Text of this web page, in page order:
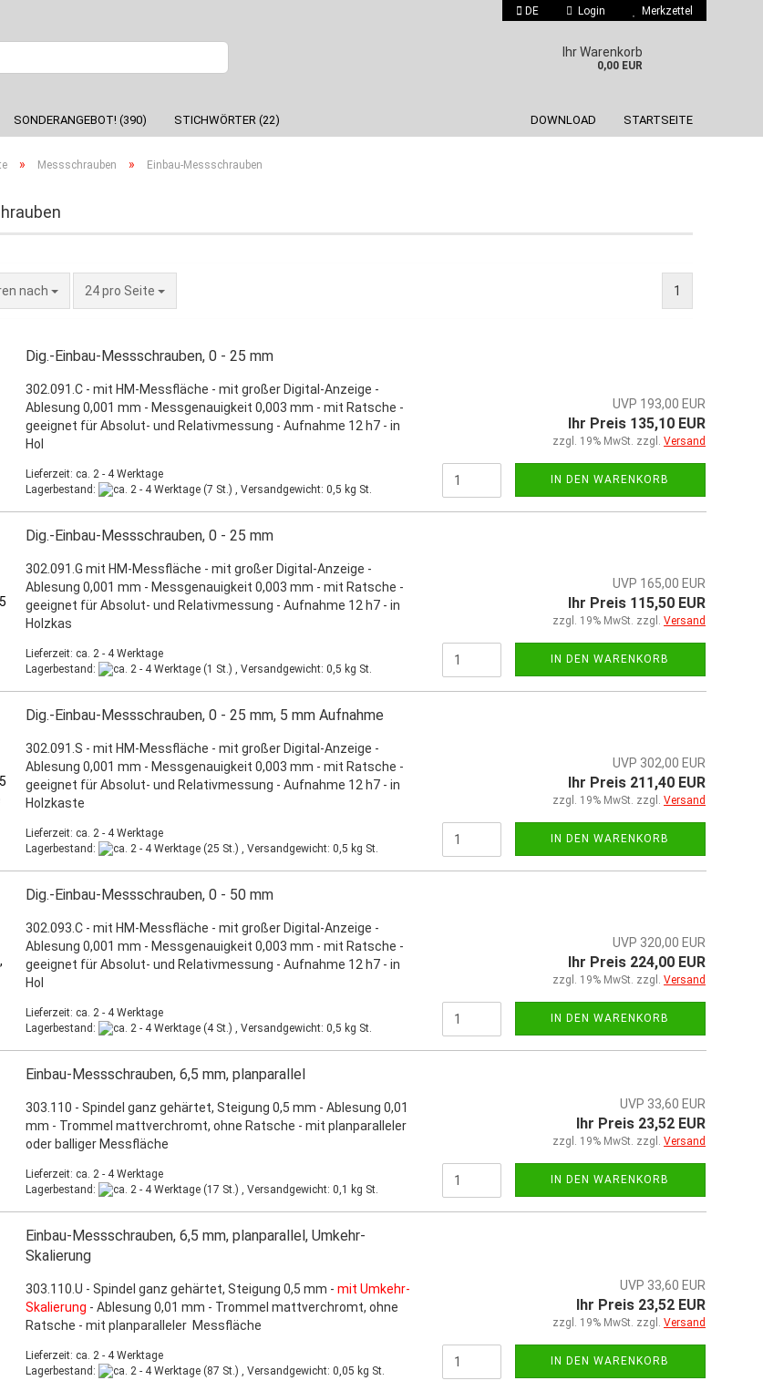
DE Login Merkzettel
Ihr Warenkorb
0,00 EUR
SONDERANGEBOT! (390) STICHWÖRTER (22) DOWNLOAD STARTSEITE
» Messschrauben » Einbau-Messschrauben
nach 24 pro Seite 1
Dig.-Einbau-Messschrauben, 0 - 25 mm
302.091.C - mit HM-Messfläche - mit großer Digital-Anzeige -
Ablesung 0,001 mm - Messgenauigkeit 0,003 mm - mit Ratsche -
geeignet für Absolut- und Relativmessung - Aufnahme 12 h7 - in
Hol
Lieferzeit: ca. 2 - 4 Werktage
Lagerbestand:
(7 St.) , Versandgewicht: 0,5 kg St.
UVP 193,00 EUR
Ihr Preis 135,10 EUR
zzgl. 19% MwSt. zzgl. Versand
IN DEN WARENKORB
Dig.-Einbau-Messschrauben, 0 - 25 mm
302.091.G mit HM-Messfläche - mit großer Digital-Anzeige -
Ablesung 0,001 mm - Messgenauigkeit 0,003 mm - mit Ratsche -
geeignet für Absolut- und Relativmessung - Aufnahme 12 h7 - in
Holzkas
Lieferzeit: ca. 2 - 4 Werktage
Lagerbestand:
(1 St.) , Versandgewicht: 0,5 kg St.
UVP 165,00 EUR
Ihr Preis 115,50 EUR
zzgl. 19% MwSt. zzgl. Versand
IN DEN WARENKORB
Dig.-Einbau-Messschrauben, 0 - 25 mm, 5 mm Aufnahme
302.091.S - mit HM-Messfläche - mit großer Digital-Anzeige -
Ablesung 0,001 mm - Messgenauigkeit 0,003 mm - mit Ratsche -
geeignet für Absolut- und Relativmessung - Aufnahme 12 h7 - in
Holzkaste
Lieferzeit: ca. 2 - 4 Werktage
Lagerbestand:
(25 St.) , Versandgewicht: 0,5 kg St.
UVP 302,00 EUR
Ihr Preis 211,40 EUR
zzgl. 19% MwSt. zzgl. Versand
IN DEN WARENKORB
Dig.-Einbau-Messschrauben, 0 - 50 mm
302.093.C - mit HM-Messfläche - mit großer Digital-Anzeige -
Ablesung 0,001 mm - Messgenauigkeit 0,003 mm - mit Ratsche -
geeignet für Absolut- und Relativmessung - Aufnahme 12 h7 - in
Hol
Lieferzeit: ca. 2 - 4 Werktage
Lagerbestand:
(4 St.) , Versandgewicht: 0,5 kg St.
UVP 320,00 EUR
Ihr Preis 224,00 EUR
zzgl. 19% MwSt. zzgl. Versand
IN DEN WARENKORB
Einbau-Messschrauben, 6,5 mm, planparallel
303.110 - Spindel ganz gehärtet, Steigung 0,5 mm - Ablesung 0,01
mm - Trommel mattverchromt, ohne Ratsche - mit planparalleler
oder balliger Messfläche
Lieferzeit: ca. 2 - 4 Werktage
Lagerbestand:
(17 St.) , Versandgewicht: 0,1 kg St.
UVP 33,60 EUR
Ihr Preis 23,52 EUR
zzgl. 19% MwSt. zzgl. Versand
IN DEN WARENKORB
Einbau-Messschrauben, 6,5 mm, planparallel, Umkehr-
Skalierung
303.110.U - Spindel ganz gehärtet, Steigung 0,5 mm - mit Umkehr-
Skalierung - Ablesung 0,01 mm - Trommel mattverchromt, ohne
Ratsche - mit planparalleler Messfläche
Lieferzeit: ca. 2 - 4 Werktage
Lagerbestand:
(87 St.) , Versandgewicht: 0,05 kg St.
UVP 33,60 EUR
Ihr Preis 23,52 EUR
zzgl. 19% MwSt. zzgl. Versand
IN DEN WARENKORB